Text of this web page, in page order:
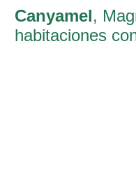
Canyamel,
habitaciones